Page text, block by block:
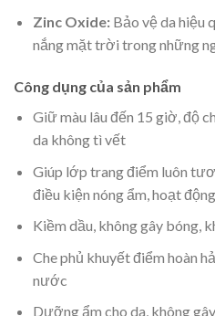
Zinc Oxide: Bảo vệ da hiệu
nắng mặt trời trong những
Công dụng của sản phẩm
Giữ màu lâu đến 15 giờ, độ
da không tì vết
Giúp lớp trang điểm luôn
điều kiện nóng ẩm, hoạt
Kiềm dầu, không gây bóng,
Che phủ khuyết điểm hoàn
nước
Dưỡng ẩm cho da, không